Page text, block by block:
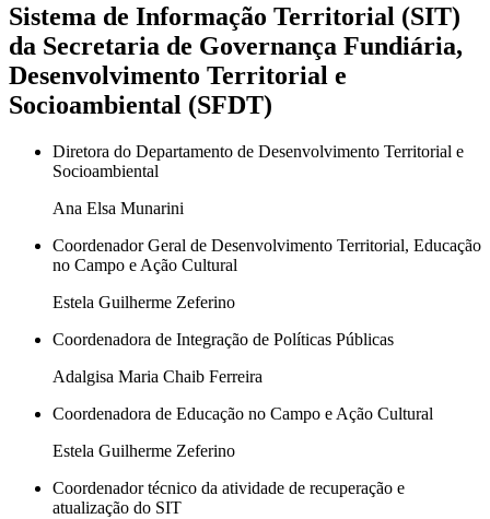
Sistema de Informação Territorial (SIT)
da Secretaria de Governança Fundiária,
Desenvolvimento Territorial e
Socioambiental (SFDT)
Diretora do Departamento de Desenvolvimento Territorial e
Socioambiental
Ana Elsa Munarini
Coordenador Geral de Desenvolvimento Territorial, Educação
no Campo e Ação Cultural
Estela Guilherme Zeferino
Coordenadora de Integração de Políticas Públicas
Adalgisa Maria Chaib Ferreira
Coordenadora de Educação no Campo e Ação Cultural
Estela Guilherme Zeferino
Coordenador técnico da atividade de recuperação e
atualização do SIT